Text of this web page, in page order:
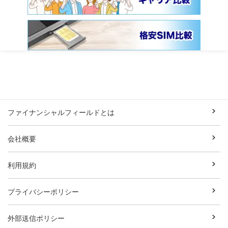
ファイナンシャルフィールドとは
会社概要
利用規約
プライバシーポリシー
外部送信ポリシー